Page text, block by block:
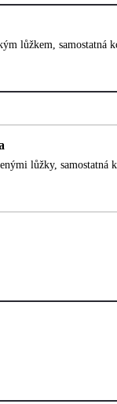
lůžkem, samostatná
lůžky, samostatná